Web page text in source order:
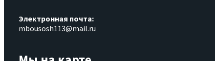
Электронная почта:
mbousosh113@mail.ru